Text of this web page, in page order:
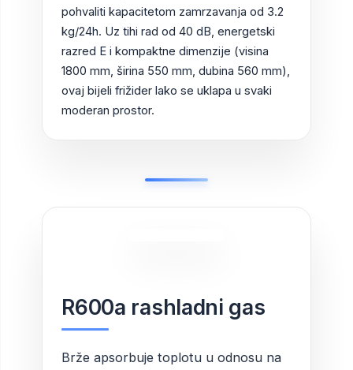
pohvaliti kapacitetom zamrzavanja od 3.2
kg/24h. Uz tihi rad od 40 dB, energetski
razred E i kompaktne dimenzije (visina
1800 mm, širina 550 mm, dubina 560 mm),
ovaj bijeli frižider lako se uklapa u svaki
moderan prostor.
R600a rashladni gas
Brže apsorbuje toplotu u odnosu na